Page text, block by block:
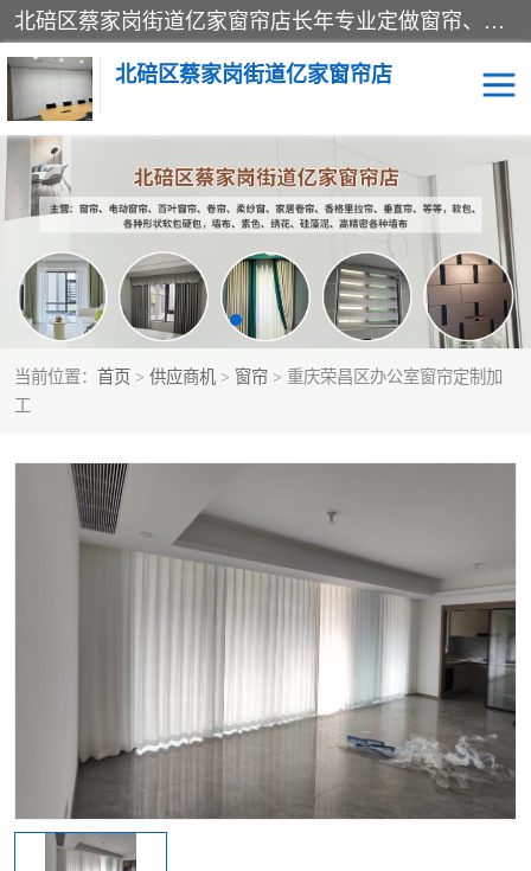
北碚区蔡家岗街道亿家窗帘店长年专业定做窗帘、电动窗帘、百叶窗帘、卷帘、柔纱窗、家居卷帘、香格里拉帘、垂直帘、等等，软包、各种形状软包硬包，墙布、素色、绣花、硅藻泥、高精密各种墙布，免费测量、免费安装，欢迎咨询
北碚区蔡家岗街道亿家窗帘店
当前位置： 首页 > 供应商机 > 窗帘 > 重庆荣昌区办公室窗帘定制加
工
软包硬包 墙布
窗帘 百叶窗卷帘